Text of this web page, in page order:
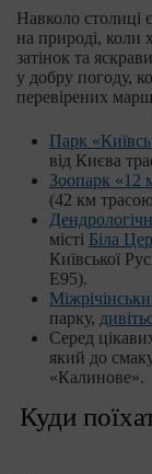
Навколо столиці
на природі, коли
затінок та
у добру погоду,
перевірених
Парк
від Києва
Зоопарк «12
(42 км
місті Біла
Київської
Е95).
парку,
Серед
який до
«Калинове».
Куди